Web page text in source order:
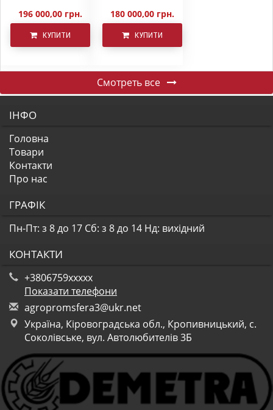
196 000,00 грн.
КУПИТИ
180 000,00 грн.
КУПИТИ
Смотреть все
ІНФО
Головна
Товари
Контакти
Про нас
ГРАФІК
Пн-Пт: з 8 до 17 Сб: з 8 до 14 Нд: вихідний
КОНТАКТИ
+3806759xxxxx
Показати телефони
agropromsfera3@ukr.net
Україна, Кіровоградська обл., Кропивницький, с.
Соколівське, вул. Автолюбителів 3Б